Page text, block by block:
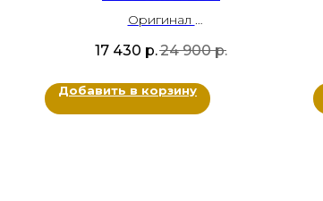
Оригинал
Цвет: Золотой, Коричневый,
Размер: 52-17-140
17 430 р.24 900 р.
Добавить в корзину